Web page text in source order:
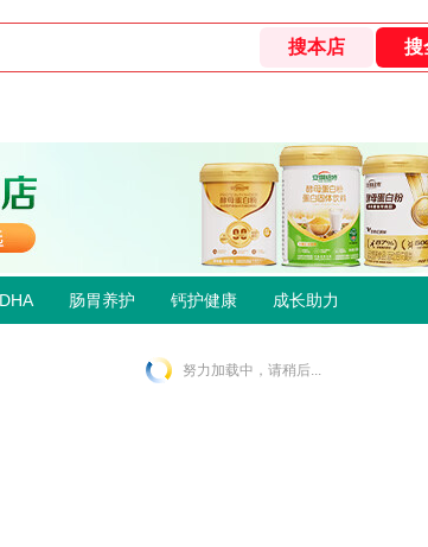
DHA 肠胃养护 钙护健康 成长助力
努力加载中，请稍后...